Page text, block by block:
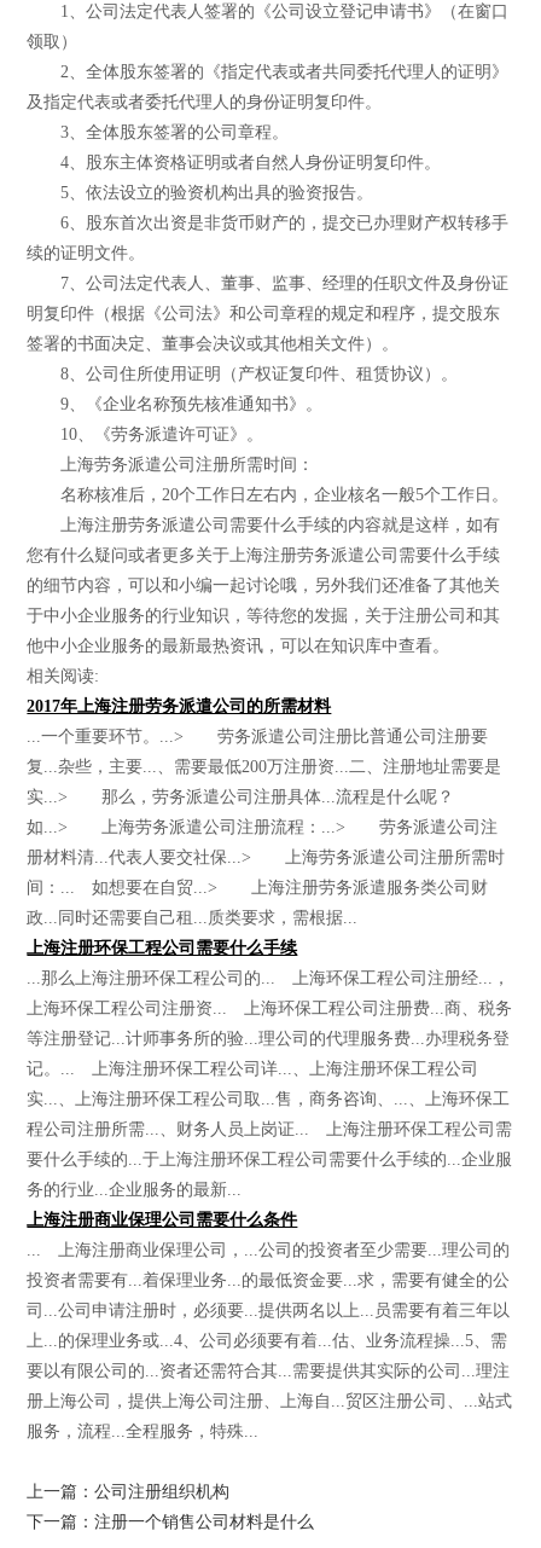
1、公司法定代表人签署的《公司设立登记申请书》（在窗口
领取）
2、全体股东签署的《指定代表或者共同委托代理人的证明》
及指定代表或者委托代理人的身份证明复印件。
3、全体股东签署的公司章程。
4、股东主体资格证明或者自然人身份证明复印件。
5、依法设立的验资机构出具的验资报告。
6、股东首次出资是非货币财产的，提交已办理财产权转移手
续的证明文件。
7、公司法定代表人、董事、监事、经理的任职文件及身份证
明复印件（根据《公司法》和公司章程的规定和程序，提交股东
签署的书面决定、董事会决议或其他相关文件）。
8、公司住所使用证明（产权证复印件、租赁协议）。
9、《企业名称预先核准通知书》。
10、《劳务派遣许可证》。
上海劳务派遣公司注册所需时间：
名称核准后，20个工作日左右内，企业核名一般5个工作日。
上海注册劳务派遣公司需要什么手续的内容就是这样，如有
您有什么疑问或者更多关于上海注册劳务派遣公司需要什么手续
的细节内容，可以和小编一起讨论哦，另外我们还准备了其他关
于中小企业服务的行业知识，等待您的发掘，关于注册公司和其
他中小企业服务的最新最热资讯，可以在知识库中查看。
相关阅读:
2017年上海注册劳务派遣公司的所需材料
...一个重要环节。...> 劳务派遣公司注册比普通公司注册要
复...杂些，主要...、需要最低200万注册资...二、注册地址需要是
实...> 那么，劳务派遣公司注册具体...流程是什么呢？
如...> 上海劳务派遣公司注册流程：...> 劳务派遣公司注
册材料清...代表人要交社保...> 上海劳务派遣公司注册所需时
间：... 如想要在自贸...> 上海注册劳务派遣服务类公司财
政...同时还需要自己租...质类要求，需根据...
上海注册环保工程公司需要什么手续
...那么上海注册环保工程公司的... 上海环保工程公司注册经...，
上海环保工程公司注册资... 上海环保工程公司注册费...商、税务
等注册登记...计师事务所的验...理公司的代理服务费...办理税务登
记。... 上海注册环保工程公司详...、上海注册环保工程公司
实...、上海注册环保工程公司取...售，商务咨询、...、上海环保工
程公司注册所需...、财务人员上岗证... 上海注册环保工程公司需
要什么手续的...于上海注册环保工程公司需要什么手续的...企业服
务的行业...企业服务的最新...
上海注册商业保理公司需要什么条件
... 上海注册商业保理公司，...公司的投资者至少需要...理公司的
投资者需要有...着保理业务...的最低资金要...求，需要有健全的公
司...公司申请注册时，必须要...提供两名以上...员需要有着三年以
上...的保理业务或...4、公司必须要有着...估、业务流程操...5、需
要以有限公司的...资者还需符合其...需要提供其实际的公司...理注
册上海公司，提供上海公司注册、上海自...贸区注册公司、...站式
服务，流程...全程服务，特殊...
上一篇：公司注册组织机构
下一篇：注册一个销售公司材料是什么